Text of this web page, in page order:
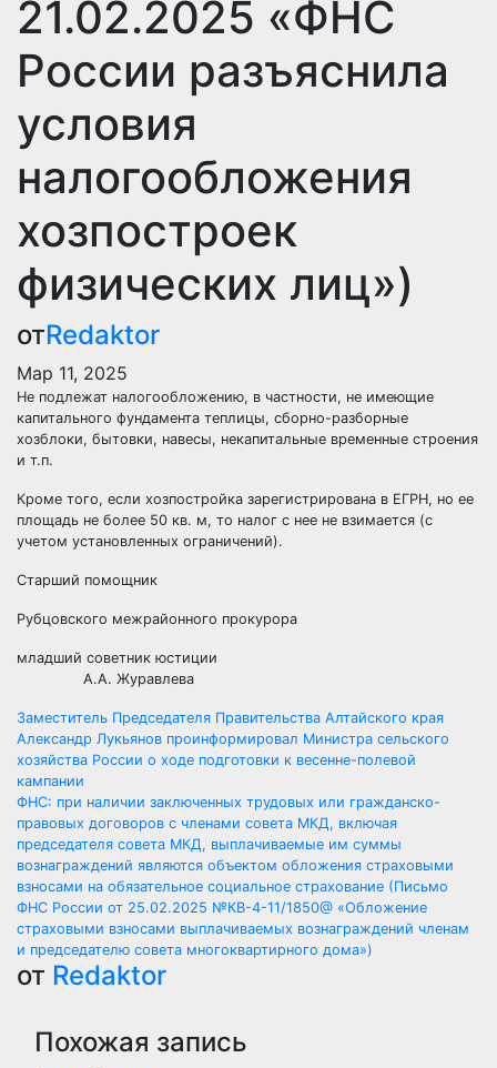
21.02.2025 «ФНС
России разъяснила
условия
налогообложения
хозпостроек
физических лиц»)
отRedaktor
Мар 11, 2025
Не подлежат налогообложению, в частности, не имеющие
капитального фундамента теплицы, сборно-разборные
хозблоки, бытовки, навесы, некапитальные временные строения
и т.п.
Кроме того, если хозпостройка зарегистрирована в ЕГРН, но ее
площадь не более 50 кв. м, то налог с нее не взимается (с
учетом установленных ограничений).
Старший помощник
Рубцовского межрайонного прокурора
младший советник юстиции
А.А. Журавлева
Навигация
по
записям
Заместитель Председателя Правительства Алтайского края
Александр Лукьянов проинформировал Министра сельского
хозяйства России о ходе подготовки к весенне-полевой
кампании
ФНС: при наличии заключенных трудовых или гражданско-
правовых договоров с членами совета МКД, включая
председателя совета МКД, выплачиваемые им суммы
вознаграждений являются объектом обложения страховыми
взносами на обязательное социальное страхование (Письмо
ФНС России от 25.02.2025 №КВ-4-11/1850@ «Обложение
страховыми взносами выплачиваемых вознаграждений членам
и председателю совета многоквартирного дома»)
от Redaktor
Похожая запись